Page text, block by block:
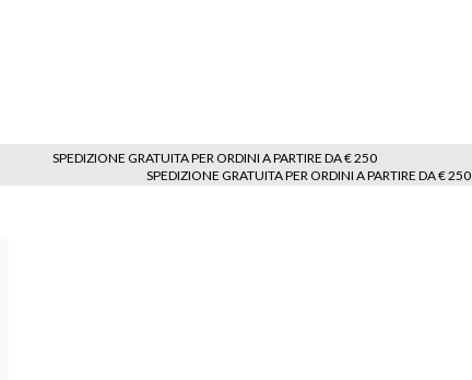
SPEDIZIONE GRATUITA PER ORDINI A PARTIRE DA € 250
SPEDIZIONE GRATUITA PER ORDINI A PARTIRE DA € 250